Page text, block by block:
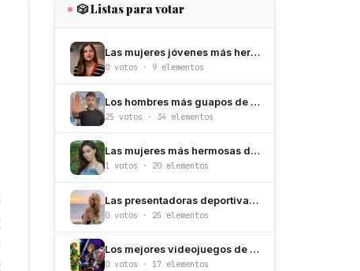
🎲 Listas para votar
Las mujeres jóvenes más hermosas del mundo (menores de 30 años)
0 votos · 9 elementos
Los hombres más guapos de México
25 votos · 34 elementos
Las mujeres más hermosas de Turquía
1 votos · 20 elementos
Las presentadoras deportivas más hermosas de Estados Unidos
0 votos · 25 elementos
Los mejores videojuegos de todos los tiempos
0 votos · 17 elementos